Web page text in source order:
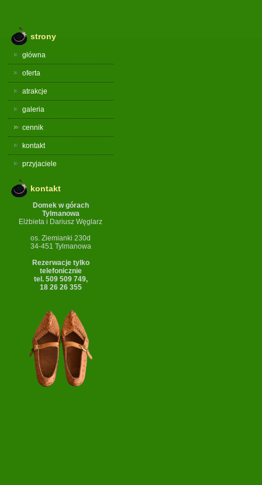
strony
główna
oferta
atrakcje
galeria
cennik
kontakt
przyjaciele
kontakt
Domek w górach
Tylmanowa
Elżbieta i Dariusz Węglarz
os. Ziemianki 230d
34-451 Tylmanowa
Rezerwacje tylko
telefonicznie
tel. 509 509 749,
18 26 26 355